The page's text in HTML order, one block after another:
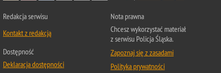
Redakcja serwisu
Kontakt z redakcją
Dostępność
Deklaracja dostępności
Nota prawna
Chcesz wykorzystać materiał
z serwisu Policja Śląska.
Zapoznaj się z zasadami
Polityka prywatności